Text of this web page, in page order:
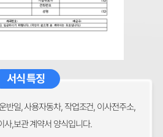
서식 특징
반일, 사용자동차, 작업조건, 이사전주소,
사,보관 계약서 양식입니다.